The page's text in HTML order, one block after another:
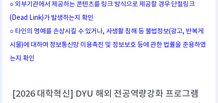
○ 외부기관에서 제공하는 콘텐츠를 링크 방식으로 제공할 경우 단절링크
(Dead Link)가 발생하는지 확인
○ 타인의 명예를 손상시킬 수 있거나, 사생활 침해 등 불법정보(광고, 반복게
시물)에 대하여 정보통신망 이용촉진 및 정보보호 등에 관한 법률을 준용하였
는지 확인
[2026 대학혁신] DYU 해외 전공역량강화 프로그램